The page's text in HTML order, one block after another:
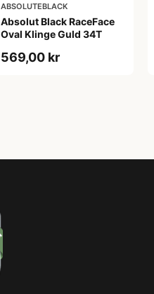
ABSOLUTEBLACK
Absolut Black RaceFace
Oval Klinge Guld 34T
569,00 kr